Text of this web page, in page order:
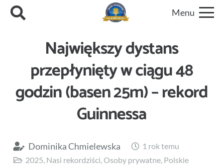
Menu
Największy dystans
przepłynięty w ciągu 48
godzin (basen 25m) – rekord
Guinnessa
Dominika Chmielewska
1 rok temu
2025, Nasi rekordziści,Osoby prywatne, Polskie